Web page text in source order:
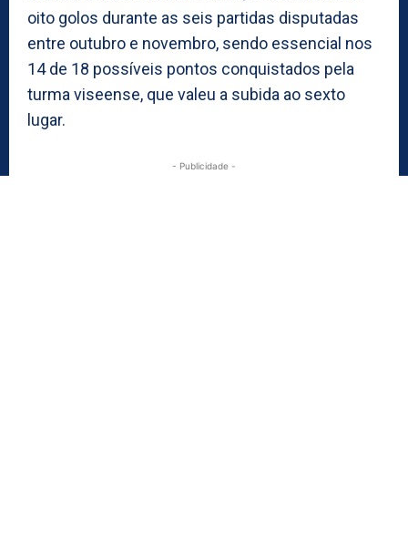
oito golos durante as seis partidas disputadas
entre outubro e novembro, sendo essencial nos
14 de 18 possíveis pontos conquistados pela
turma viseense, que valeu a subida ao sexto
lugar.
- Publicidade -